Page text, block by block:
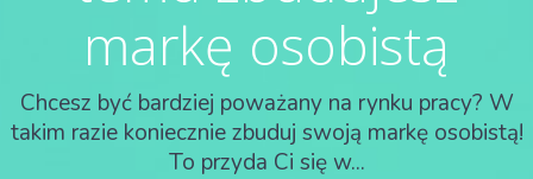
markę osobistą
Chcesz być bardziej poważany na rynku pracy? W
takim razie koniecznie zbuduj swoją markę osobistą!
To przyda Ci się w...